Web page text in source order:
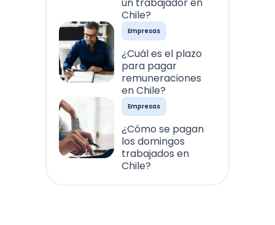
un trabajador en
Chile?
Empresas
¿Cuál es el plazo
para pagar
remuneraciones
en Chile?
Empresas
¿Cómo se pagan
los domingos
trabajados en
Chile?